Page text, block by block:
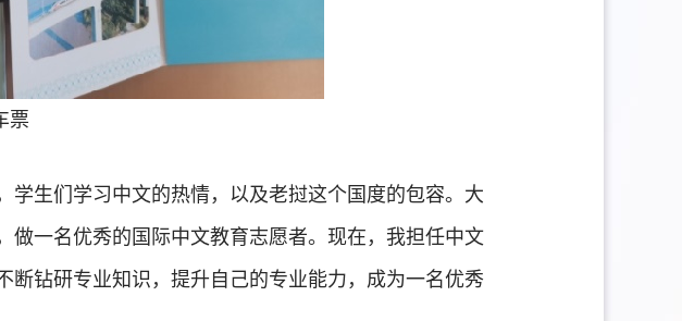
票
生们学习中文的热情，以及老挝这个国度的包容。大
一名优秀的国际中文教育志愿者。现在，我担任中文
钻研专业知识，提升自己的专业能力，成为一名优秀